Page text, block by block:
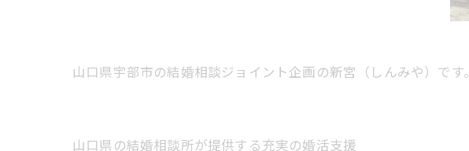
山口県宇部市の結婚相談ジョイント企画の新宮（しんみや）です。
山口県の結婚相談所が提供する充実の婚活支援